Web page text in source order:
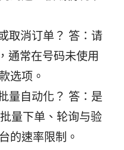
取消订单？ 答：请
通常在号码未使用
选项。
量自动化？ 答：是
量下单、轮询与验
的速率限制。